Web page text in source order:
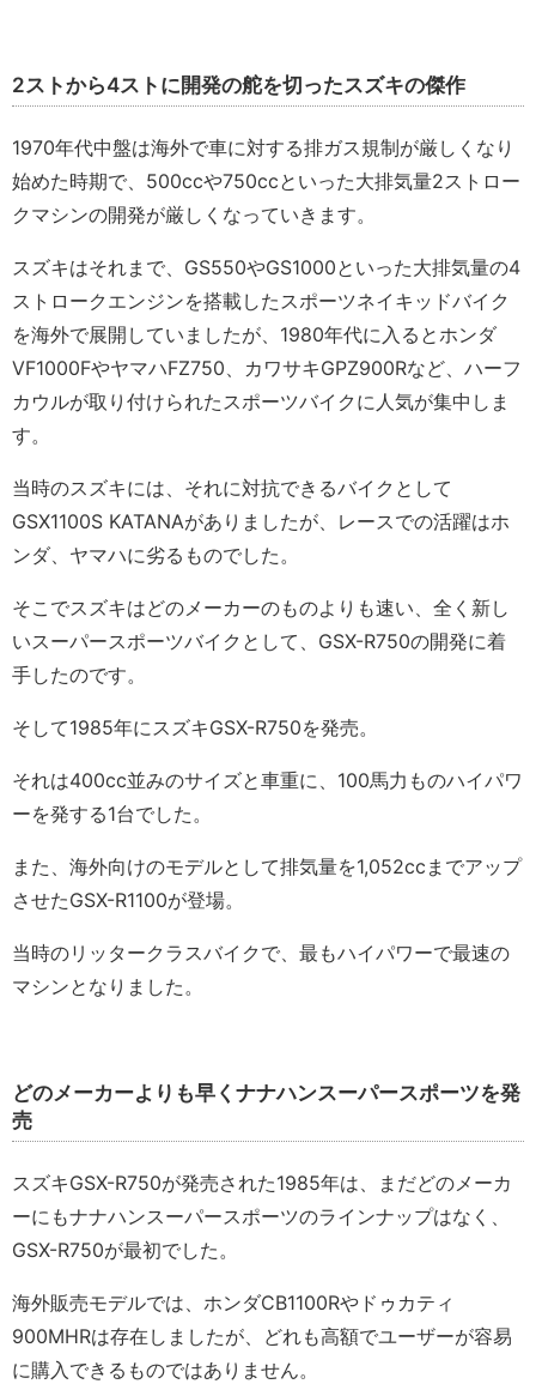
2ストから4ストに開発の舵を切ったスズキの傑作
1970年代中盤は海外で車に対する排ガス規制が厳しくなり
始めた時期で、500ccや750ccといった大排気量2ストロー
クマシンの開発が厳しくなっていきます。
スズキはそれまで、GS550やGS1000といった大排気量の4
ストロークエンジンを搭載したスポーツネイキッドバイク
を海外で展開していましたが、1980年代に入るとホンダ
VF1000FやヤマハFZ750、カワサキGPZ900Rなど、ハーフ
カウルが取り付けられたスポーツバイクに人気が集中しま
す。
当時のスズキには、それに対抗できるバイクとして
GSX1100S KATANAがありましたが、レースでの活躍はホ
ンダ、ヤマハに劣るものでした。
そこでスズキはどのメーカーのものよりも速い、全く新し
いスーパースポーツバイクとして、GSX-R750の開発に着
手したのです。
そして1985年にスズキGSX-R750を発売。
それは400cc並みのサイズと車重に、100馬力ものハイパワ
ーを発する1台でした。
また、海外向けのモデルとして排気量を1,052ccまでアップ
させたGSX-R1100が登場。
当時のリッタークラスバイクで、最もハイパワーで最速の
マシンとなりました。
どのメーカーよりも早くナナハンスーパースポーツを発
売
スズキGSX-R750が発売された1985年は、まだどのメーカ
ーにもナナハンスーパースポーツのラインナップはなく、
GSX-R750が最初でした。
海外販売モデルでは、ホンダCB1100Rやドゥカティ
900MHRは存在しましたが、どれも高額でユーザーが容易
に購入できるものではありません。